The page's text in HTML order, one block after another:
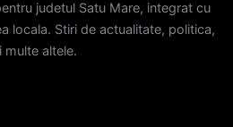
judetul Satu Mare, integrat cu
locala. Stiri de actualitate, politica,
altele.